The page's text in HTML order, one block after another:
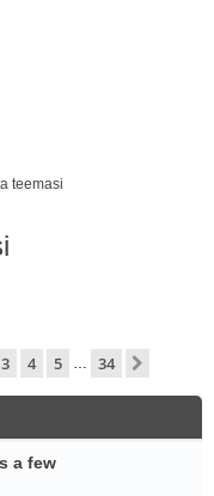
teemasi
-st
3 4 5 … 34
a few